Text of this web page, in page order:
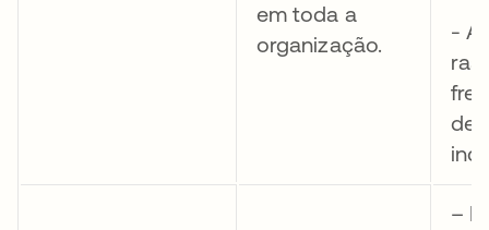
em toda a
organização.
-
de
–